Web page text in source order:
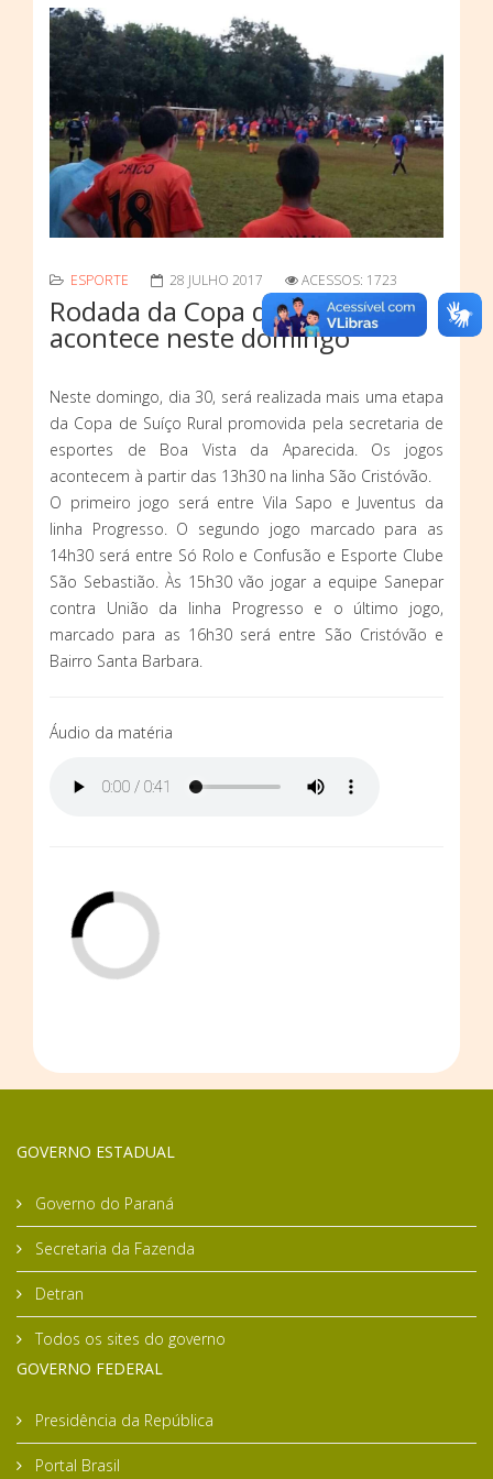
ESPORTE 28 JULHO 2017 ACESSOS: 1723
Rodada da Copa de Suíço Rural
acontece neste domingo
Neste domingo, dia 30, será realizada mais uma etapa
da Copa de Suíço Rural promovida pela secretaria de
esportes de Boa Vista da Aparecida. Os jogos
acontecem à partir das 13h30 na linha São Cristóvão.
O primeiro jogo será entre Vila Sapo e Juventus da
linha Progresso. O segundo jogo marcado para as
14h30 será entre Só Rolo e Confusão e Esporte Clube
São Sebastião. Às 15h30 vão jogar a equipe Sanepar
contra União da linha Progresso e o último jogo,
marcado para as 16h30 será entre São Cristóvão e
Bairro Santa Barbara.
Áudio da matéria
GOVERNO ESTADUAL
Governo do Paraná
Secretaria da Fazenda
Detran
Todos os sites do governo
GOVERNO FEDERAL
Presidência da República
Portal Brasil